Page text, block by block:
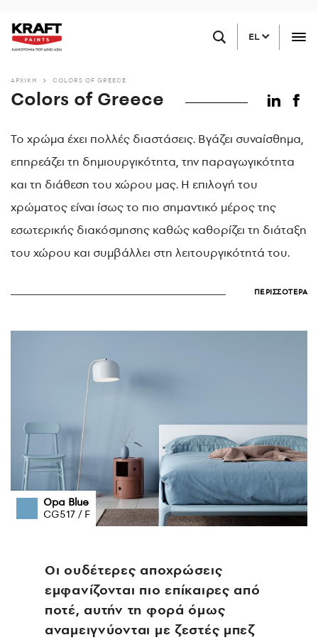
προς
περιεχόμενο
EL
ΑΡΧΙΚΗ COLORS OF GREECE
Colors of Greece
Το χρώμα έχει πολλές διαστάσεις. Βγάζει συναίσθημα,
επηρεάζει τη δημιουργικότητα, την παραγωγικότητα
και τη διάθεση του χώρου μας. Η επιλογή του
χρώματος είναι ίσως το πιο σημαντικό μέρος της
εσωτερικής διακόσμησης καθώς καθορίζει τη διάταξη
του χώρου και συμβάλλει στη λειτουργικότητά του.
ΠΕΡΙΣΣΟΤΕΡΑ
Opa Blue
CG517 / F
Οι ουδέτερες αποχρώσεις
εμφανίζονται πιο επίκαιρες από
ποτέ, αυτήν τη φορά όμως
αναμειγνύονται με ζεστές μπεζ